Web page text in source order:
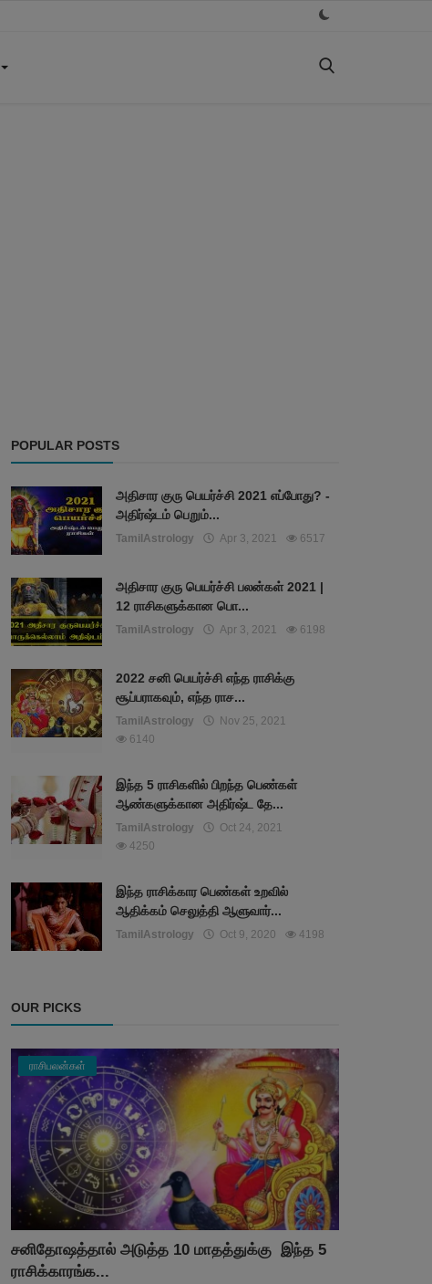
POPULAR POSTS
அதிசார குரு பெயர்ச்சி 2021 எப்போது? -
அதிர்ஷ்டம் பெறும்...
TamilAstrology Apr 3, 2021 6517
அதிசார குரு பெயர்ச்சி பலன்கள் 2021 |
12 ராசிகளுக்கான பொ...
TamilAstrology Apr 3, 2021 6198
2022 சனி பெயர்ச்சி எந்த ராசிக்கு
சூப்பராகவும், எந்த ராச...
TamilAstrology
Nov 25, 2021
6140
இந்த 5 ராசிகளில் பிறந்த பெண்கள்
ஆண்களுக்கான அதிர்ஷ்ட தே...
TamilAstrology
Oct 24, 2021
4250
இந்த ராசிக்கார பெண்கள் உறவில்
ஆதிக்கம் செலுத்தி ஆளுவார்...
TamilAstrology Oct 9, 2020 4198
OUR PICKS
ராசிபலன்கள்
சனிதோஷத்தால் அடுத்த 10 மாதத்துக்கு இந்த 5
ராசிக்காரங்க...